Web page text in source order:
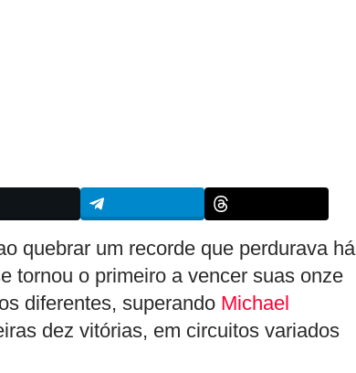
quebrar um recorde que perdurava há
tornou o primeiro a vencer suas onze
diferentes, superando Michael
dez vitórias, em circuitos variados